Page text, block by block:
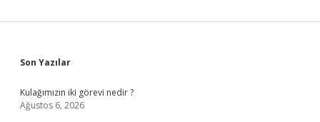
Sidebar
Son Yazılar
Kulağımızın iki görevi nedir ?
Ağustos 6, 2026